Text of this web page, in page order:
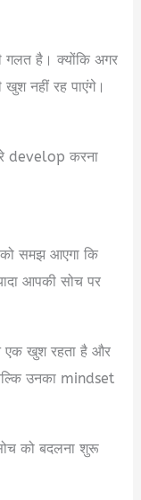
गलत है। क्योंकि अगर
नहीं रह पाएंगे।
develop करना
समझ आएगा कि
आपकी सोच पर
एक खुश रहता है और
उनका mindset
को बदलना शुरू